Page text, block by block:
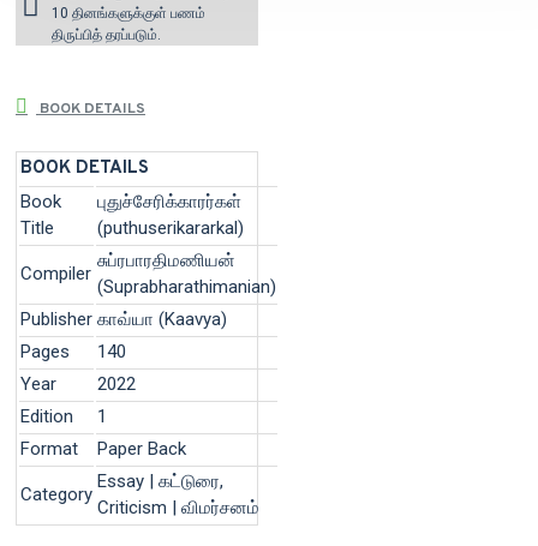
10 தினங்களுக்குள் பணம்
திருப்பித் தரப்படும்.
BOOK DETAILS
BOOK DETAILS
Book
Title
புதுச்சேரிக்காரர்கள்
(puthuserikararkal)
Compiler
சுப்ரபாரதிமணியன்
(Suprabharathimanian)
Publisher காவ்யா (Kaavya)
Pages
140
Year
2022
Edition
1
Format
Paper Back
Category
Essay | கட்டுரை,
Criticism | விமர்சனம்